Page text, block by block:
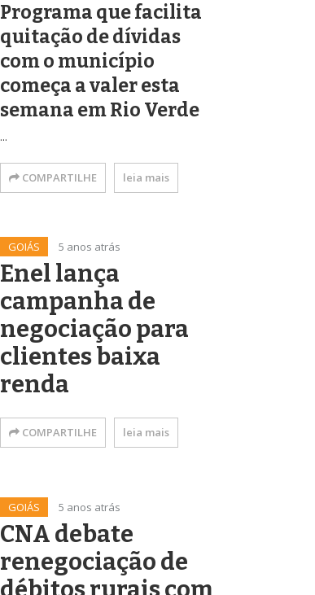
Programa que facilita
quitação de dívidas
com o município
começa a valer esta
semana em Rio Verde
...
COMPARTILHE leia mais
GOIÁS 5 anos atrás
Enel lança
campanha de
negociação para
clientes baixa
renda
COMPARTILHE leia mais
GOIÁS 5 anos atrás
CNA debate
renegociação de